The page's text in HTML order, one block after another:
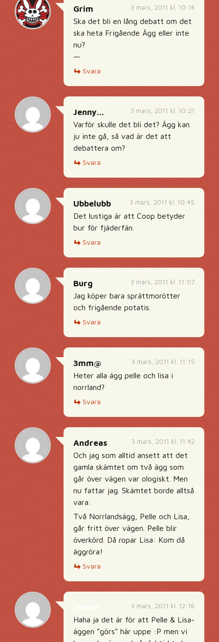
3 mars, 2011 kl. 10:14
Grim
Ska det bli en lång debatt om det
ska heta Frigående Ägg eller inte
nu?
—
Svara
3 mars, 2011 kl. 10:21
Jenny...
Varför skulle det bli det? Ägg kan
ju inte gå, så vad är det att
debattera om?
Svara
3 mars, 2011 kl. 10:45
Ubbelubb
Det lustiga är att Coop betyder
bur för fjäderfän.
Svara
3 mars, 2011 kl. 11:07
Burg
Jag köper bara sprättmorötter
och frigående potatis.
Svara
3 mars, 2011 kl. 11:15
3mm@
Heter alla ägg pelle och lisa i
norrland?
Svara
3 mars, 2011 kl. 11:42
Andreas
Och jag som alltid ansett att det
gamla skämtet om två ägg som
går över vägen var ologiskt. Men
nu fattar jag. Skämtet borde alltså
vara:
Två Norrlandsägg, Pelle och Lisa,
går fritt över vägen. Pelle blir
överkörd. Då ropar Lisa: Kom då
äggröra!
Svara
3 mars, 2011 kl. 12:16
Haha ja det är för att Pelle & Lisa-
äggen ”görs” här uppe :P men vi